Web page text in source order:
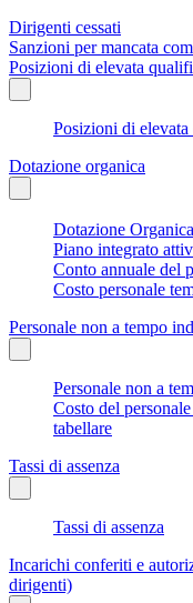
Dirigenti cessati
Sanzioni per mancata
Posizioni di elevata
Posizioni di
Dotazione organica
Dotazione Organica
Piano integrato
Conto annuale del
Costo personale
Personale non a tempo
Personale non a
Costo del
tabellare
Tassi di assenza
Tassi di assenza
Incarichi conferiti e
dirigenti)